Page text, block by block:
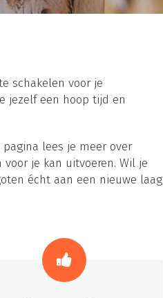
schakelen voor je
jezelf een hoop tijd en
lees je meer over
je kan uitvoeren. Wil je
écht aan een nieuwe laag